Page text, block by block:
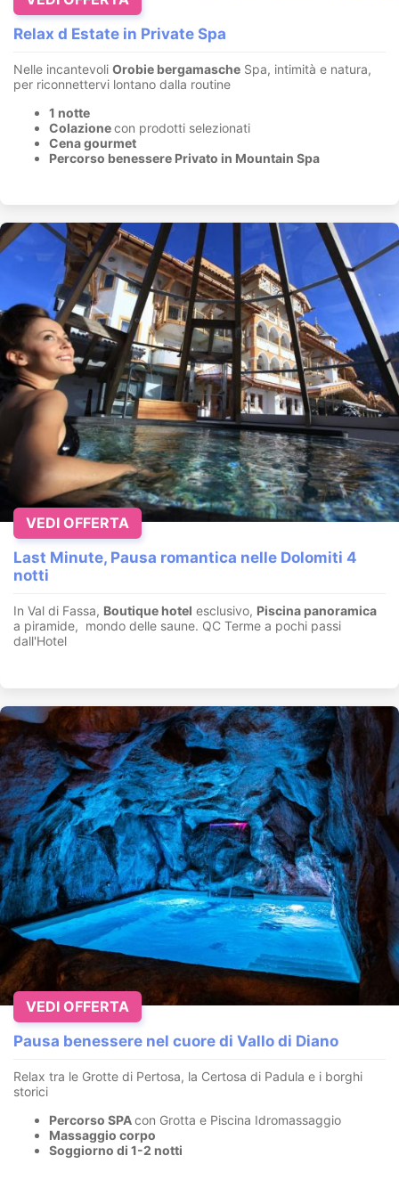
Relax d Estate in Private Spa
Nelle incantevoli Orobie bergamasche Spa, intimità e natura,
per riconnettervi lontano dalla routine
1 notte
Colazionecon prodotti selezionati
Cena gourmet
Percorso benessere Privato in Mountain Spa
Last Minute, Pausa romantica nelle Dolomiti 4
notti
In Val di Fassa, Boutique hotel esclusivo, Piscina panoramica
a piramide, mondo delle saune. QC Terme a pochi passi
dall'Hotel
VEDI OFFERTA
Pausa benessere nel cuore di Vallo di Diano
Relax tra le Grotte di Pertosa, la Certosa di Padula e i borghi
storici
Percorso SPAcon Grotta e Piscina Idromassaggio
Massaggio corpo
Soggiorno di 1-2 notti
VEDI OFFERTA